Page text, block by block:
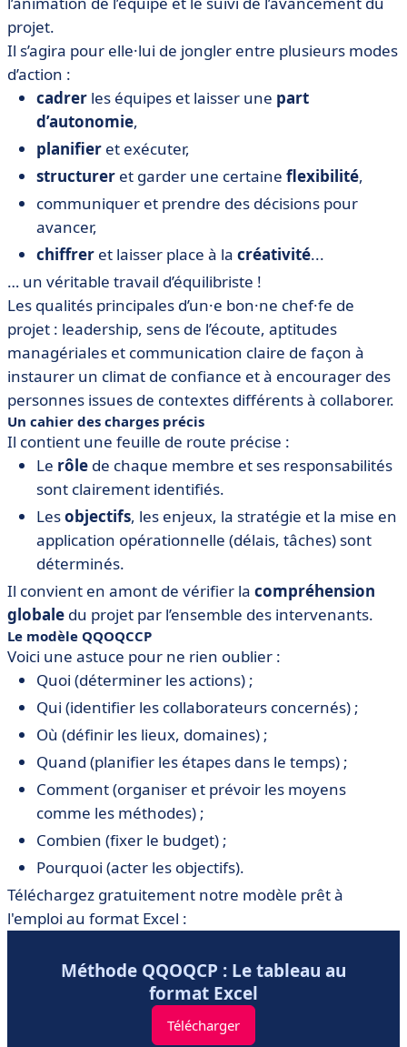
projet.
Il s’agira pour elle·lui de jongler entre plusieurs modes
d’action :
cadrer les équipes et laisser une part
d’autonomie,
planifier et exécuter,
structurer et garder une certaine flexibilité,
communiquer et prendre des décisions pour
avancer,
chiffrer et laisser place à la créativité...
… un véritable travail d’équilibriste !
Les qualités principales d’un·e bon·ne chef·fe de
projet : leadership, sens de l’écoute, aptitudes
managériales et communication claire de façon à
instaurer un climat de confiance et à encourager des
personnes issues de contextes différents à collaborer.
Un cahier des charges précis
Il contient une feuille de route précise :
Le rôle de chaque membre et ses responsabilités
sont clairement identifiés.
Lesobjectifs, les enjeux, la stratégie et la mise en
application opérationnelle (délais, tâches) sont
déterminés.
Il convient en amont de vérifier la compréhension
globale du projet par l’ensemble des intervenants.
Le modèle QQOQCCP
Voici une astuce pour ne rien oublier :
Quoi (déterminer les actions) ;
Qui (identifier les collaborateurs concernés) ;
Où (définir les lieux, domaines) ;
Quand (planifier les étapes dans le temps) ;
Comment (organiser et prévoir les moyens
comme les méthodes) ;
Combien (fixer le budget) ;
Pourquoi (acter les objectifs).
Téléchargez gratuitement notre modèle prêt à
l'emploi au format Excel :
Méthode QQOQCP : Le tableau au
format Excel
Télécharger